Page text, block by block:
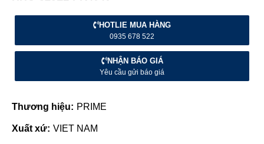
HOTLIE MUA HÀNG
0935 678 522
NHẬN BÁO GIÁ
Yêu cầu gửi báo giá
Thương hiệu: PRIME
Xuất xứ: VIET NAM